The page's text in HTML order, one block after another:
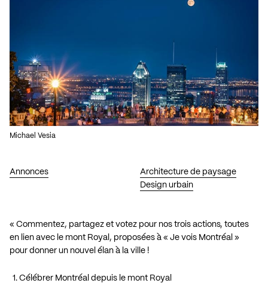
Annonces
Architecture de paysage
Design urbain
Michael Vesia
« Commentez, partagez et votez pour nos trois actions, toutes
en lien avec le mont Royal, proposées à « Je vois Montréal »
pour donner un nouvel élan à la ville !
Célébrer Montréal depuis le mont Royal